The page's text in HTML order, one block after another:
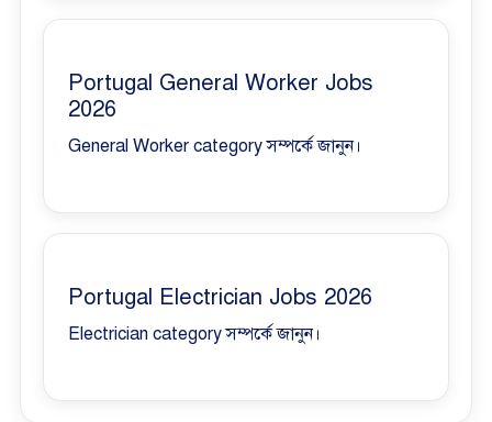
Portugal General Worker Jobs
2026
General Worker category সম্পর্কে জানুন।
Portugal Electrician Jobs 2026
Electrician category সম্পর্কে জানুন।